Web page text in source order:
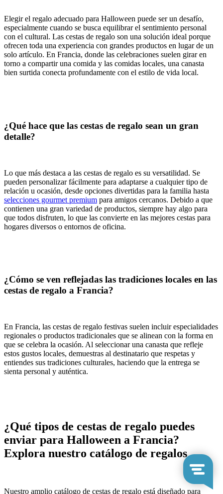
Elegir el regalo adecuado para Halloween puede ser un desafío,
especialmente cuando se busca equilibrar el sentimiento personal
con el cultural. Las cestas de regalo son una solución ideal porque
ofrecen toda una experiencia con grandes productos en lugar de un
solo artículo. En Francia, donde las celebraciones suelen girar en
torno a compartir una comida y las comidas locales, una canasta
bien surtida conecta profundamente con el estilo de vida local.
¿Qué hace que las cestas de regalo sean un gran
detalle?
Lo que más destaca a las cestas de regalo es su versatilidad. Se
pueden personalizar fácilmente para adaptarse a cualquier tipo de
relación u ocasión, desde opciones divertidas para la familia hasta
selecciones gourmet premium para amigos cercanos. Debido a que
contienen una gran variedad de productos, siempre hay algo para
que todos disfruten, lo que las convierte en las mejores cestas para
hogares diversos o entornos de oficina.
¿Cómo se ven reflejadas las tradiciones locales en las
cestas de regalo a Francia?
En Francia, las cestas de regalo festivas suelen incluir especialidades
regionales o productos tradicionales que se alinean con la forma en
que se celebra la ocasión. Al seleccionar una canasta que refleje
estos gustos locales, demuestras al destinatario que respetas y
entiendes sus tradiciones culturales, haciendo que la entrega se
sienta personal y auténtica.
¿Qué tipos de cestas de regalo puedes
enviar para Halloween a Francia?
Explora nuestro catálogo de regalos
Nuestro amplio catálogo de cestas de regalo está diseñado para